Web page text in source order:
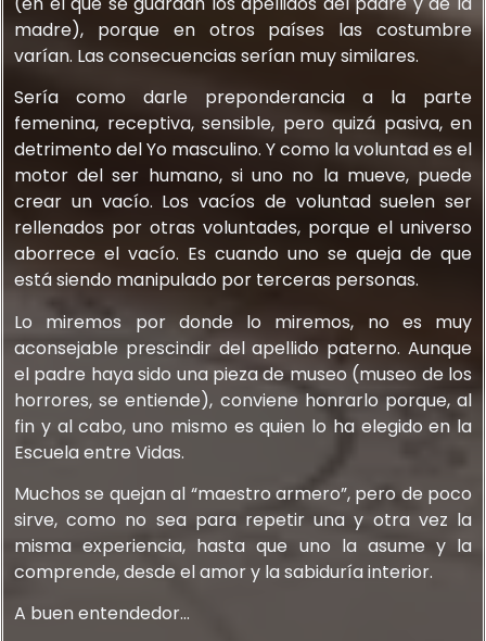
madre), porque en otros países las costumbre
varían. Las consecuencias serían muy similares.
Sería como darle preponderancia a la parte
femenina, receptiva, sensible, pero quizá pasiva, en
detrimento del Yo masculino. Y como la voluntad es el
motor del ser humano, si uno no la mueve, puede
crear un vacío. Los vacíos de voluntad suelen ser
rellenados por otras voluntades, porque el universo
aborrece el vacío. Es cuando uno se queja de que
está siendo manipulado por terceras personas.
Lo miremos por donde lo miremos, no es muy
aconsejable prescindir del apellido paterno. Aunque
el padre haya sido una pieza de museo (museo de los
horrores, se entiende), conviene honrarlo porque, al
fin y al cabo, uno mismo es quien lo ha elegido en la
Escuela entre Vidas.
Muchos se quejan al “maestro armero”, pero de poco
sirve, como no sea para repetir una y otra vez la
misma experiencia, hasta que uno la asume y la
comprende, desde el amor y la sabiduría interior.
A buen entendedor…